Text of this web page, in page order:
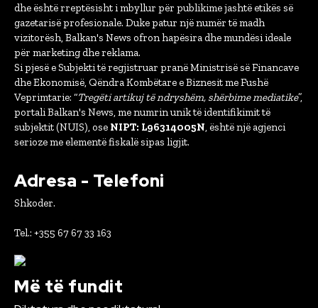
dhe është rreptësisht i mbyllur për publikime jashtë etikës së
gazetarisë profesionale. Duke patur një numër të madh
vizitorësh, Balkan's News ofron hapësira dhe mundësi ideale
për marketing dhe reklama.
Si pjesë e Subjekti të regjistruar pranë Ministrisë së Financave
dhe Ekonomisë, Qëndra Kombëtare e Biznesit me Fushë
Veprimtarie: “Tregëti artikuj të ndryshëm, shërbime mediatike”,
portali Balkan's News, me numrin unik të identifikimit të
subjektit (NUIS), ose NIPT: L96314005N, është një agjenci
serioze me elementë fiskalë sipas ligjit.
Adresa - Telefoni
Shkoder.
Tel.: +355 67 67 33 163
Më të fundit